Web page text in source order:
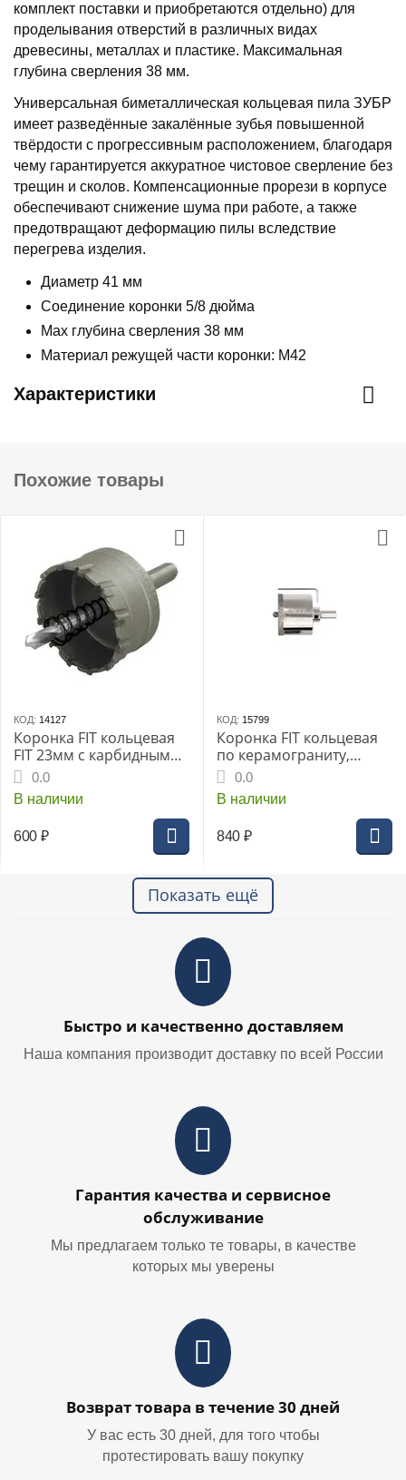
комплект поставки и приобретаются отдельно) для
проделывания отверстий в различных видах
древесины, металлах и пластике. Максимальная
глубина сверления 38 мм.
Универсальная биметаллическая кольцевая пила ЗУБР
имеет разведённые закалённые зубья повышенной
твёрдости с прогрессивным расположением, благодаря
чему гарантируется аккуратное чистовое сверление без
трещин и сколов. Компенсационные прорези в корпусе
обеспечивают снижение шума при работе, а также
предотвращают деформацию пилы вследствие
перегрева изделия.
Диаметр 41 мм
Соединение коронки 5/8 дюйма
Max глубина сверления 38 мм
Материал режущей части коронки: М42
Характеристики
Похожие товары
КОД: 14127
Коронка FIT кольцевая
FIT 23мм с карбидными
вставками Профи
(36823i)
0.0
В наличии
600 ₽
КОД: 15799
Коронка FIT кольцевая
по керамограниту,
камню и кафелю
алмазная с
центровочным сверлом
0.0
В наличии
840 ₽
Показать ещё
Быстро и качественно доставляем
Наша компания производит доставку по всей России
Гарантия качества и сервисное
обслуживание
Мы предлагаем только те товары, в качестве
которых мы уверены
Возврат товара в течение 30 дней
У вас есть 30 дней, для того чтобы
протестировать вашу покупку